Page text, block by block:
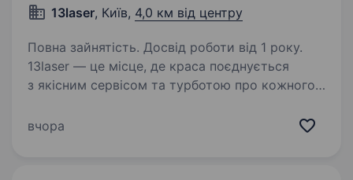
13laser, Київ, 4,0 км від центру
Повна зайнятість. Досвід роботи від 1 року.
13laser — це місце, де краса поєднується
з якісним сервісом та турботою про кожного
в нашу команду. Для нас важливо, щоб кожен
вчора